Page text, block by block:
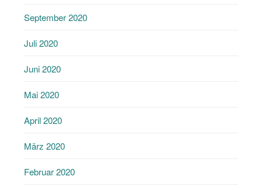
September 2020
Juli 2020
Juni 2020
Mai 2020
April 2020
März 2020
Februar 2020